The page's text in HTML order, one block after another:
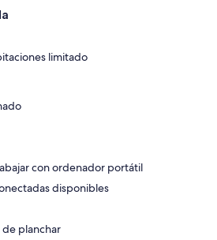
limitado
con ordenador portátil
disponibles
de planchar